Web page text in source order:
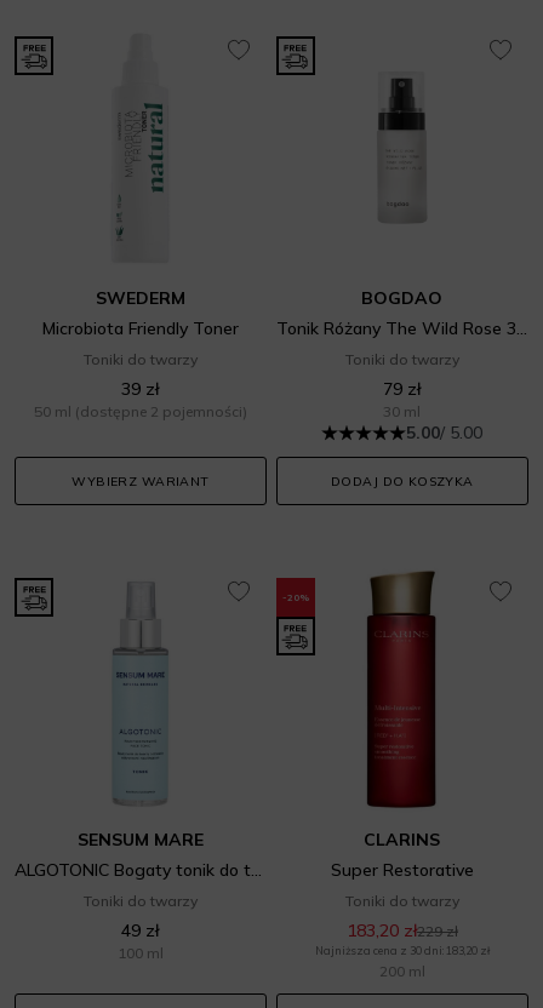
SWEDERM
Microbiota Friendly Toner
Toniki do twarzy
39 zł
50 ml (dostępne 2 pojemności)
WYBIERZ WARIANT
BOGDAO
Tonik Różany The Wild Rose 30ml
Toniki do twarzy
79 zł
30 ml
5.00/ 5.00
DODAJ DO KOSZYKA
SENSUM MARE
ALGOTONIC Bogaty tonik do twarzy o działaniu odżywczym i nawilżającym
Toniki do twarzy
49 zł
100 ml
-20%
CLARINS
Super Restorative
Toniki do twarzy
183,20 zł229 zł
Najniższa cena z 30 dni: 183,20 zł
200 ml